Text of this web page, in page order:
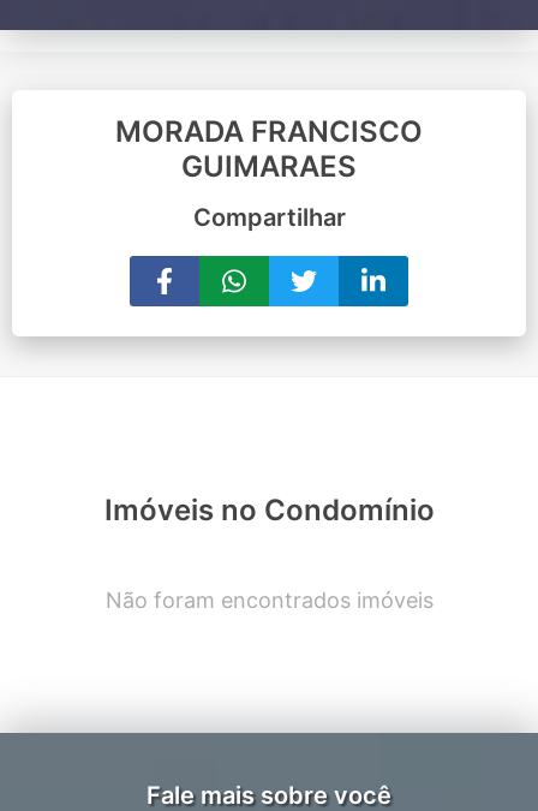
MORADA FRANCISCO
GUIMARAES
Compartilhar
Imóveis no Condomínio
Não foram encontrados imóveis
Fale mais sobre você